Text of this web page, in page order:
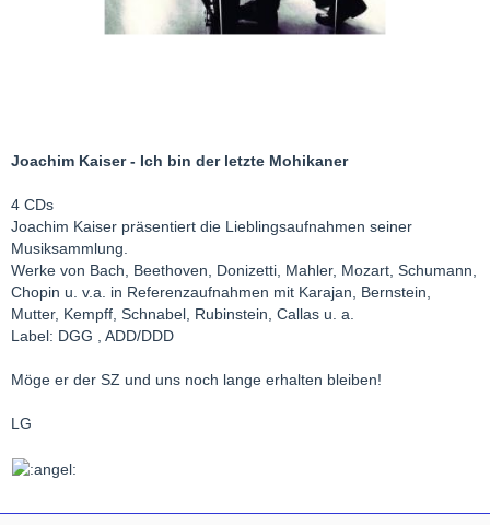
Joachim Kaiser - Ich bin der letzte Mohikaner
4 CDs
Joachim Kaiser präsentiert die Lieblingsaufnahmen seiner
Musiksammlung.
Werke von Bach, Beethoven, Donizetti, Mahler, Mozart, Schumann,
Chopin u. v.a. in Referenzaufnahmen mit Karajan, Bernstein,
Mutter, Kempff, Schnabel, Rubinstein, Callas u. a.
Label: DGG , ADD/DDD
Möge er der SZ und uns noch lange erhalten bleiben!
LG